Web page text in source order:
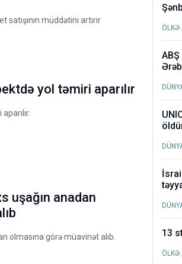
müddətini artırır
yol təmiri aparılır
uşağın anadan
olmasına görə müavinət alıb.
ÖLKƏ
13
ÖLKƏ